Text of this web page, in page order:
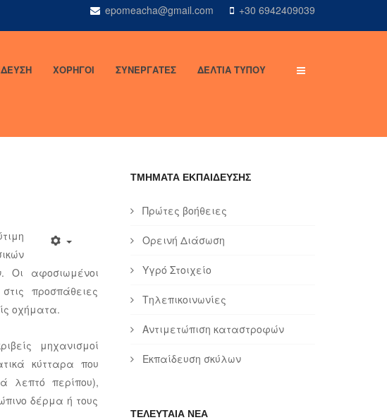
epomeacha@gmail.com +30 6942409039
ΧΟΡΗΓΟΙ ΣΥΝΕΡΓΑΤΕΣ ΔΕΛΤΙΑ ΤΥΠΟΥ
Οι αφοσιωμένοι
προσπάθειες
οχήματα.
μηχανισμοί
κύτταρα που
λεπτό περίπου),
δέρμα ή τους
ΤΜΗΜΑΤΑ ΕΚΠΑΙΔΕΥΣΗΣ
Πρώτες βοήθειες
Ορεινή Διάσωση
Υγρό Στοιχείο
Τηλεπικοινωνίες
Αντιμετώπιση καταστροφών
Εκπαίδευση σκύλων
ΤΕΛΕΥΤΑΙΑ ΝΕΑ